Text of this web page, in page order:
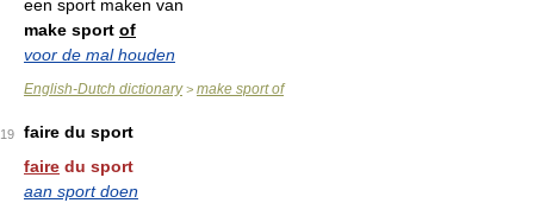
een sport maken van
make sport of
voor de mal houden
English-Dutch dictionary> make sport of
19
faire du sport
faire du sport
aan sport doen